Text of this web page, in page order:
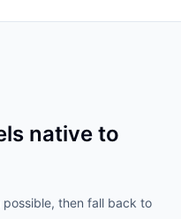
native to
then fall back to